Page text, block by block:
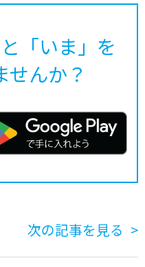
「いま」を
せんか？
次の記事を見る